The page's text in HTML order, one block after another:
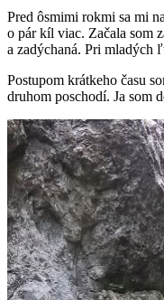
Pred ôsmimi rokmi sa mi
o pár kíl viac. Začala som
a zadýchaná. Pri mladých
Postupom krátkeho času
druhom poschodí. Ja som